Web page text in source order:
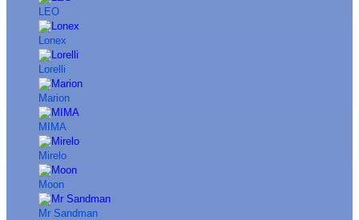
LEO
Lonex
Lorelli
Marion
MIMA
Mirelo
Moon
Mr Sandman